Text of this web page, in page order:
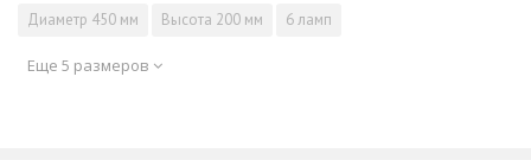
Диаметр 450 мм Высота 200 мм 6 ламп
Еще 5 размеров